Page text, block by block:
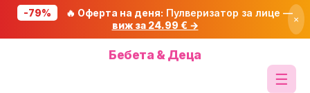
-79% 🔥 Оферта на деня: Пулверизатор за лице —
виж за 24.99 € →
×
Бебета & Деца
☰